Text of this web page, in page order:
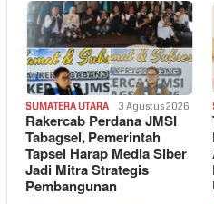
SUMATERA UTARA 3 Agustus 2026
Rakercab Perdana JMSI
Tabagsel, Pemerintah
Tapsel Harap Media Siber
Jadi Mitra Strategis
Pembangunan